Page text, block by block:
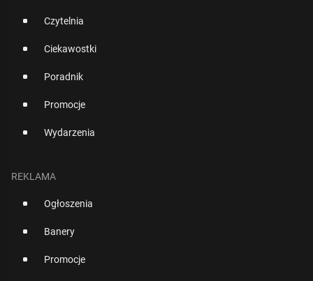
Czytelnia
Ciekawostki
Poradnik
Promocje
Wydarzenia
REKLAMA
Ogłoszenia
Banery
Promocje